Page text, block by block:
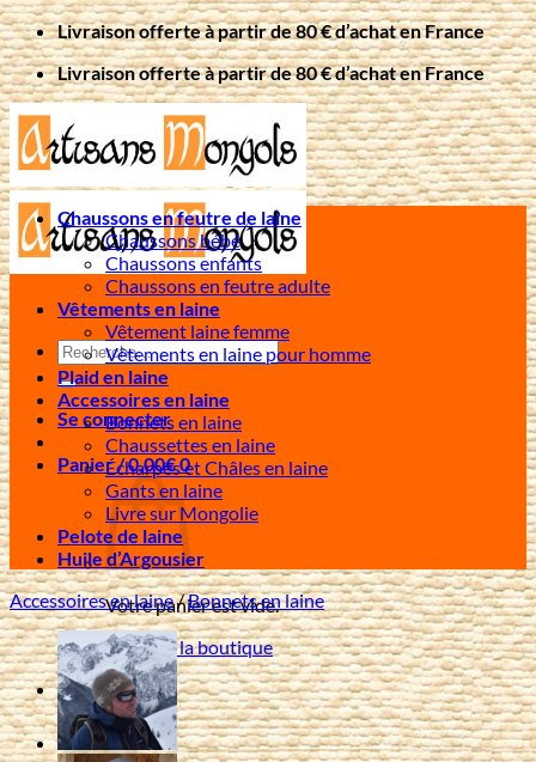
Passer
au
contenu
Livraison offerte à partir de 80 € d’achat en France
Livraison offerte à partir de 80 € d’achat en France
Recherche
pour :
Se connecter
Panier /0,00€0
Votre panier est vide.
Retour à la boutique
0
Panier
Chaussons en feutre de laine
Chaussons bébé
Chaussons enfants
Chaussons en feutre adulte
Vêtements en laine
Vêtement laine femme
Vêtements en laine pour homme
Plaid en laine
Accessoires en laine
Bonnets en laine
Chaussettes en laine
Écharpes et Châles en laine
Gants en laine
Livre sur Mongolie
Pelote de laine
Huile d’Argousier
Accessoires en laine/Bonnets en laine